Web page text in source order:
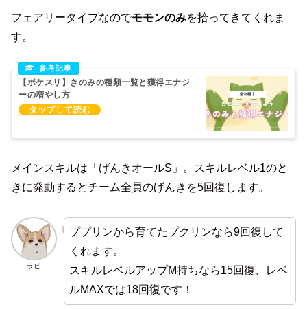
フェアリータイプなのでモモンのみを拾ってきてくれま
す。
【ポケスリ】きのみの種類一覧と獲得エナジ
ーの増やし方
メインスキルは「げんきオールS」。スキルレベル1のと
きに発動するとチーム全員のげんきを5回復します。
ラビ
ププリンから育てたプクリンなら9回復して
くれます。
スキルレベルアップM持ちなら15回復、レベ
ルMAXでは18回復です！